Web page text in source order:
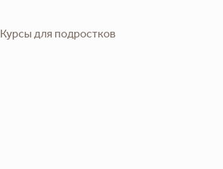
Курсы для подростков